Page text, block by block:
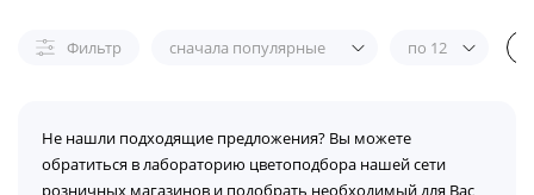
Фильтр сначала популярные по 12
Не нашли подходящие предложения? Вы можете
обратиться в лабораторию цветоподбора нашей сети
розничных магазинов и подобрать необходимый для Вас